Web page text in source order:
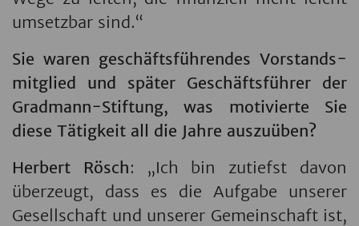
um­setz­bar sind.“
Sie waren ge­schäfts­füh­ren­des Vor­stands­
mit­glied und spä­ter Ge­schäfts­füh­rer der
Grad­mann-Stif­tung, was mo­ti­vier­te Sie
diese Tä­tig­keit all die Jahre aus­zu­ü­ben?
Her­bert Rösch: „Ich bin zu­tiefst davon
über­zeugt, dass es die Auf­ga­be un­se­rer
Ge­sell­schaft und un­se­rer Ge­mein­schaft ist,